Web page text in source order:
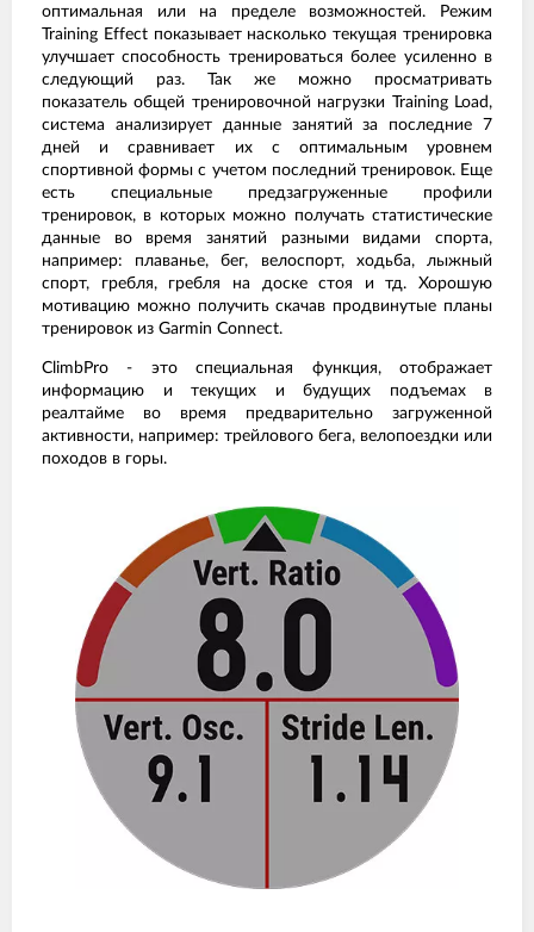
оптимальная или на пределе возможностей. Режим
Training Effect показывает насколько текущая тренировка
улучшает способность тренироваться более усиленно в
следующий раз. Так же можно просматривать
показатель общей тренировочной нагрузки Training Load,
система анализирует данные занятий за последние 7
дней и сравнивает их с оптимальным уровнем
спортивной формы с учетом последний тренировок. Еще
есть специальные предзагруженные профили
тренировок, в которых можно получать статистические
данные во время занятий разными видами спорта,
например: плаванье, бег, велоспорт, ходьба, лыжный
спорт, гребля, гребля на доске стоя и тд. Хорошую
мотивацию можно получить скачав продвинутые планы
тренировок из Garmin Connect.
ClimbPro - это специальная функция, отображает
информацию и текущих и будущих подъемах в
реалтайме во время предварительно загруженной
активности, например: трейлового бега, велопоездки или
походов в горы.